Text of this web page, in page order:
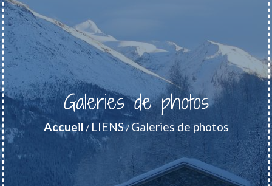
Galeries de photos
Accueil / LIENS/ Galeries de photos